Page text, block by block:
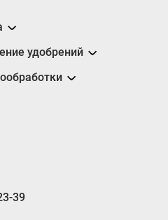
удобрений
39